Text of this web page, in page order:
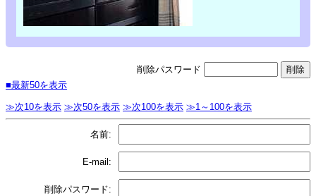
削除パスワード
■最新50を表示
≫次10を表示 ≫次50を表示 ≫次100を表示 ≫1～100を表示
名前:
E-mail:
削除パスワード: